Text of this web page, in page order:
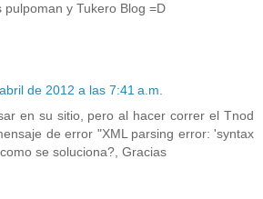
pulpoman y Tukero Blog =D
de 2012 a las 7:41 a.m.
en su sitio, pero al hacer correr el Tnod
de error "XML parsing error: 'syntax
se soluciona?, Gracias